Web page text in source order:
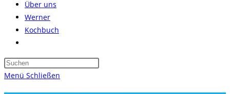
Über uns
Werner
Kochbuch
umschalten
Press
Menü Schließen